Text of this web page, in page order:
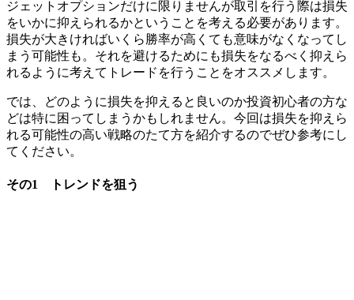
ジェットオプションだけに限りませんが取引を行う際は損失
をいかに抑えられるかということを考える必要があります。
損失が大きければいくら勝率が高くても意味がなくなってし
まう可能性も。それを避けるためにも損失をなるべく抑えら
れるように考えてトレードを行うことをオススメします。
では、どのように損失を抑えると良いのか投資初心者の方な
どは特に困ってしまうかもしれません。今回は損失を抑えら
れる可能性の高い戦略のたて方を紹介するのでぜひ参考にし
てください。
その1 トレンドを狙う